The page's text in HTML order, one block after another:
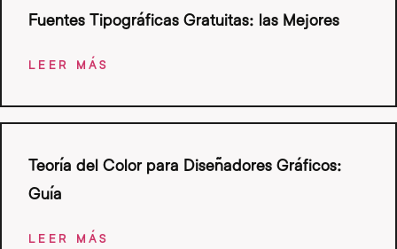
Fuentes Tipográficas Gratuitas: las Mejores
LEER MÁS
Teoría del Color para Diseñadores Gráficos:
Guía
LEER MÁS